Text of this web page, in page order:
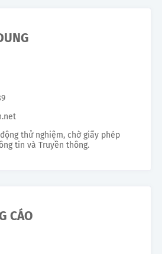
thử nghiệm, chờ giấy phép
tin và Truyền thông.
CÁO